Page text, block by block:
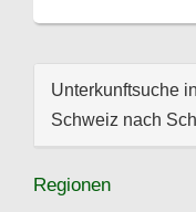
Unterkunftsuche
Schweiz nach
Regionen